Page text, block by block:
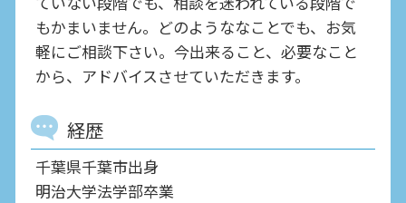
もかまいません。どのようななことでも、お気
軽にご相談下さい。今出来ること、必要なこと
から、アドバイスさせていただきます。
経歴
千葉県千葉市出身
明治大学法学部卒業